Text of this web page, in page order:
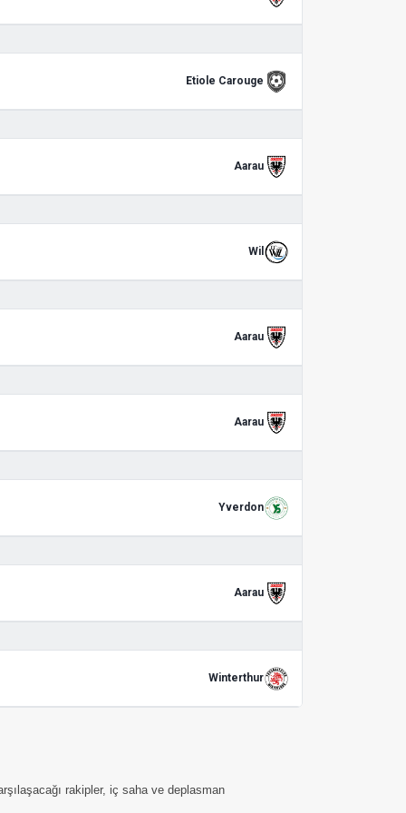
Etiole Carouge
Aarau
Wil
Aarau
Aarau
Yverdon
Aarau
Winterthur
rakipler, iç saha ve deplasman